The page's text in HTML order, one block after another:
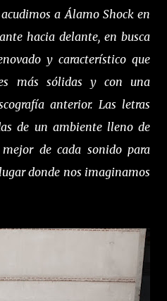
a Álamo Shock en
hacia delante, en busca
y característico que
más sólidas y con una
anterior. Las letras
de un ambiente lleno de
de cada sonido para
donde nos imaginamos